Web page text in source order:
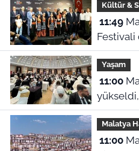
Kültür &
11:49Malatya’da Kültür Yolu
Festivali
inşa ve
Yaşam
11:00Malatya’da evlilik yaşı
çekti
Malatya
11:00Malatya'da taşınmazı olanlar